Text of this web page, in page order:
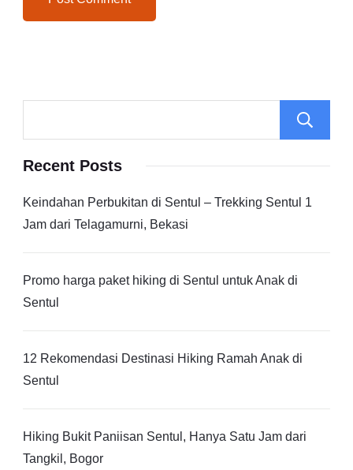
Recent Posts
Keindahan Perbukitan di Sentul – Trekking Sentul 1
Jam dari Telagamurni, Bekasi
Promo harga paket hiking di Sentul untuk Anak di
Sentul
12 Rekomendasi Destinasi Hiking Ramah Anak di
Sentul
Hiking Bukit Paniisan Sentul, Hanya Satu Jam dari
Tangkil, Bogor